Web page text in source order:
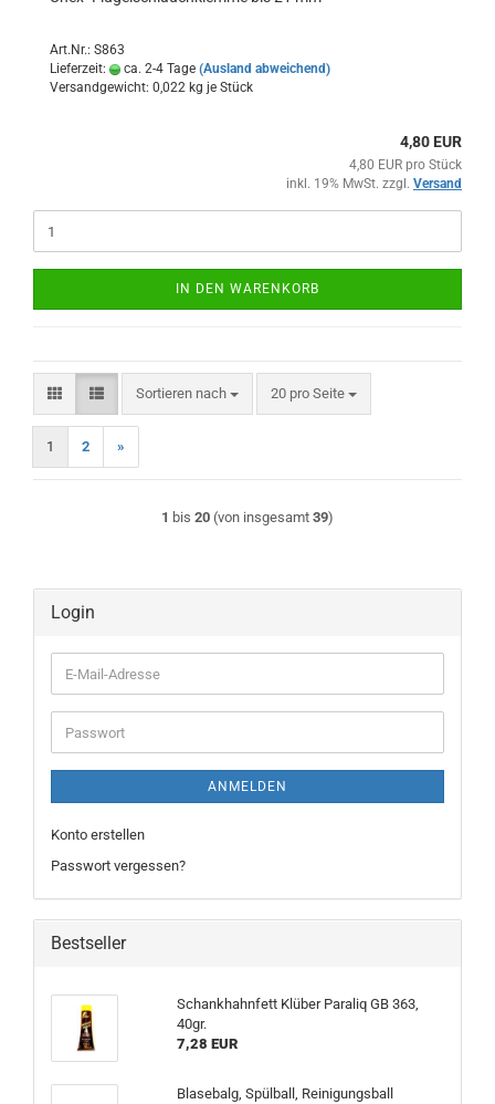
Art.Nr.: S863
Lieferzeit:
ca. 2-4 Tage (Ausland abweichend)
Versandgewicht: 0,022 kg je Stück
4,80 EUR
4,80 EUR pro Stück
inkl. 19% MwSt. zzgl. Versand
IN DEN WARENKORB
Sortieren nach
Sortieren nach 20 pro Seite
pro Seite
1 2 »
1 bis 20 (von insgesamt 39)
Login
E-
Mail-
Adresse
Passwort
ANMELDEN
Konto erstellen
Passwort vergessen?
Bestseller
Schankhahnfett Klüber Paraliq GB 363,
40gr.
7,28 EUR
Blasebalg, Spülball, Reinigungsball